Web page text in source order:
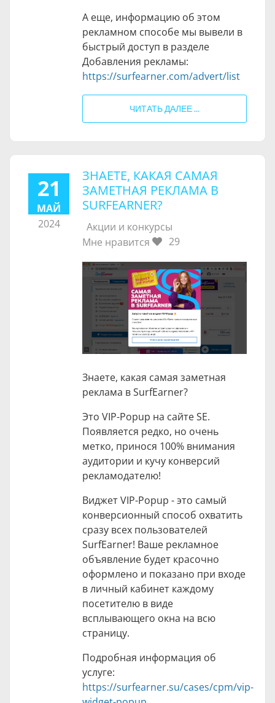
А еще, информацию об этом
рекламном способе мы вывели в
быстрый доступ в разделе
Добавления рекламы:
https://surfearner.com/advert/list
ЧИТАТЬ ДАЛЕЕ ...
21
МАЙ
2024
ЗНАЕТЕ, КАКАЯ САМАЯ
ЗАМЕТНАЯ РЕКЛАМА В
SURFEARNER?
Акции и конкурсы
Мне нравится
29
Знаете, какая самая заметная
реклама в SurfEarner?
Это VIP-Popup на сайте SE.
Появляется редко, но очень
метко, принося 100% внимания
аудитории и кучу конверсий
рекламодателю!
Виджет VIP-Popup - это самый
конверсионный способ охватить
сразу всех пользователей
SurfEarner! Ваше рекламное
объявление будет красочно
оформлено и показано при входе
в личный кабинет каждому
посетителю в виде
всплывающего окна на всю
страницу.
Подробная информация об
услуге:
https://surfearner.su/cases/cpm/vip-